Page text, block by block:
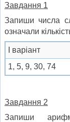
Завдання 1
Запиши числа
означали
І варіант
1, 5, 9, 30, 74
Завдання 2
Запиши